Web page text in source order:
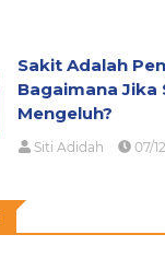
Sakit Adalah
Bagaimana Jika
Mengeluh?
Siti Adidah 07/